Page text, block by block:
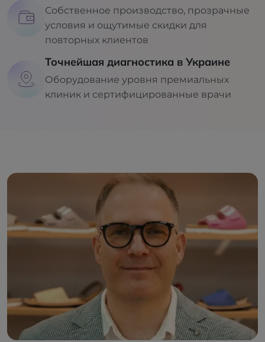
Собственное производство, прозрачные
условия и ощутимые скидки для
повторных клиентов
Точнейшая диагностика в Украине
Оборудование уровня премиальных
клиник и сертифицированные врачи